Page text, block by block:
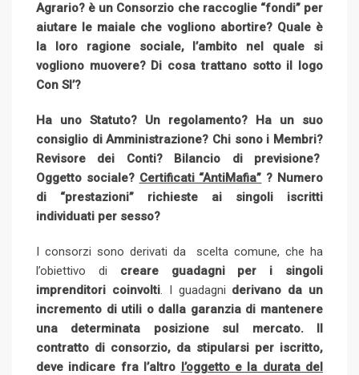
Agrario? è un Consorzio che raccoglie “fondi” per
aiutare le maiale che vogliono abortire? Quale è
la loro ragione sociale, l’ambito nel quale si
vogliono muovere? Di cosa trattano sotto il logo
Con SI’?
Ha uno Statuto? Un regolamento? Ha un suo
consiglio di Amministrazione? Chi sono i Membri?
Revisore dei Conti? Bilancio di previsione?
Oggetto sociale? Certificati “AntiMafia” ? Numero
di “prestazioni” richieste ai singoli iscritti
individuati per sesso?
I consorzi sono derivati da scelta comune, che ha
l’obiettivo di creare guadagni per i singoli
imprenditori coinvolti. I guadagni derivano da un
incremento di utili o dalla garanzia di mantenere
una determinata posizione sul mercato. Il
contratto di consorzio, da stipularsi per iscritto,
deve indicare fra l’altro l’oggetto e la durata del